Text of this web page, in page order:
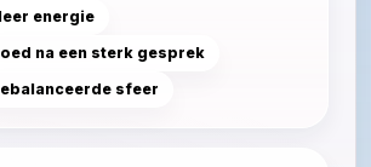
energie
na een sterk gesprek
sfeer